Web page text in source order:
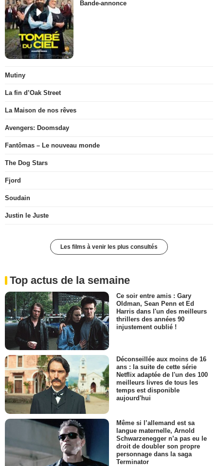
Bande-annonce
Mutiny
La fin d’Oak Street
La Maison de nos rêves
Avengers: Doomsday
Fantômas – Le nouveau monde
The Dog Stars
Fjord
Soudain
Justin le Juste
Les films à venir les plus consultés
Top actus de la semaine
Ce soir entre amis : Gary
Oldman, Sean Penn et Ed
Harris dans l'un des meilleurs
thrillers des années 90
injustement oublié !
Déconseillée aux moins de 16
ans : la suite de cette série
Netflix adaptée de l'un des 100
meilleurs livres de tous les
temps est disponible
aujourd'hui
Même si l’allemand est sa
langue maternelle, Arnold
Schwarzenegger n’a pas eu le
droit de doubler son propre
personnage dans la saga
Terminator